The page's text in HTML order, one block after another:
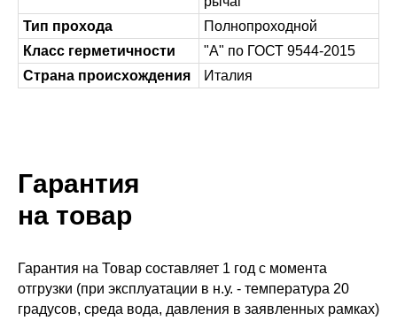
Тип прохода
Полнопроходной
Класс герметичности
"А" по ГОСТ 9544-2015
Страна происхождения
Италия
Гарантия
на товар
Гарантия на Товар составляет 1 год с момента
отгрузки (при эксплуатации в н.у. - температура 20
градусов, среда вода, давления в заявленных рамках)